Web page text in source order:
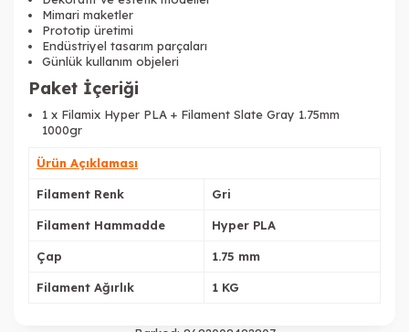
Tükendi
Mimari maketler
Prototip üretimi
Endüstriyel tasarım parçaları
Günlük kullanım objeleri
Paket İçeriği
1 x Filamix Hyper PLA + Filament Slate Gray 1.75mm
1000gr
Ürün Açıklaması
Filament Renk Gri
Filament Hammadde Hyper PLA
Çap 1.75 mm
Filament Ağırlık 1 KG